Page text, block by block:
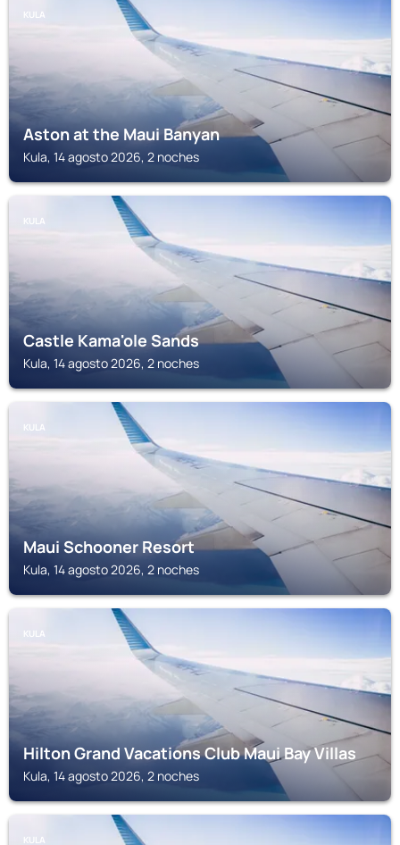
KULA
Aston at the Maui Banyan
Kula, 14 agosto 2026, 2 noches
KULA
Castle Kama'ole Sands
Kula, 14 agosto 2026, 2 noches
KULA
Maui Schooner Resort
Kula, 14 agosto 2026, 2 noches
KULA
Hilton Grand Vacations Club Maui Bay Villas
Kula, 14 agosto 2026, 2 noches
KULA